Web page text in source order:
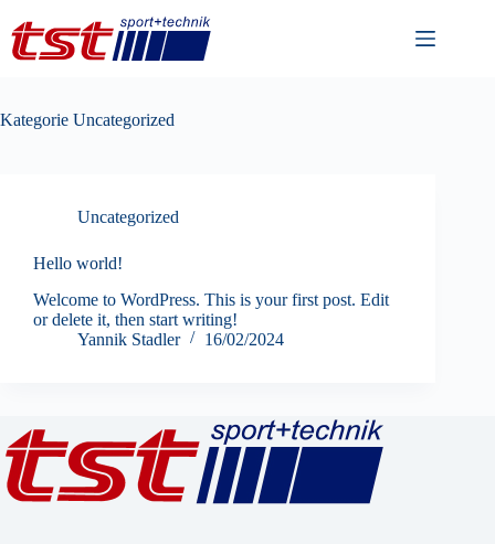
Inhalt
springen
Kategorie Uncategorized
Uncategorized
Hello world!
Welcome to WordPress. This is your first post. Edit
or delete it, then start writing!
Yannik Stadler
16/02/2024